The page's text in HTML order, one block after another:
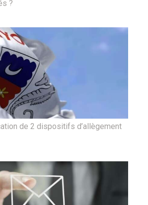
?
de 2 dispositifs d’allègement